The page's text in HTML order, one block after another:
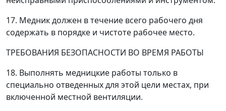
17. Медник должен в течение всего рабочего дня
содержать в порядке и чистоте рабочее место.
ТРЕБОВАНИЯ БЕЗОПАСНОСТИ ВО ВРЕМЯ РАБОТЫ
18. Выполнять медницкие работы только в
специально отведенных для этой цели местах, при
включенной местной вентиляции.